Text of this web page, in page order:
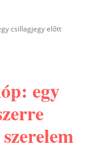
csillagjegy előtt
egy